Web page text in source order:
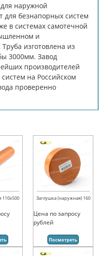
наружной
для безнапорных систем
в системах самотечной
и
изготовлена из
3000мм. Завод
производителей
на Российском
проверенно
110х500 Заглушка (наружная) 160
Цена по запросу
рублей
Посмотреть